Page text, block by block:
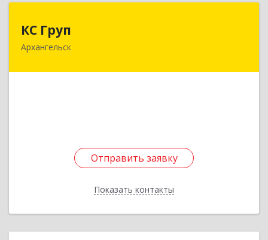
КС Груп
Архангельск
Отправить заявку
Показать контакты
163071, Архангельская обл, Архангельск г,
Отправить заявку
Назад